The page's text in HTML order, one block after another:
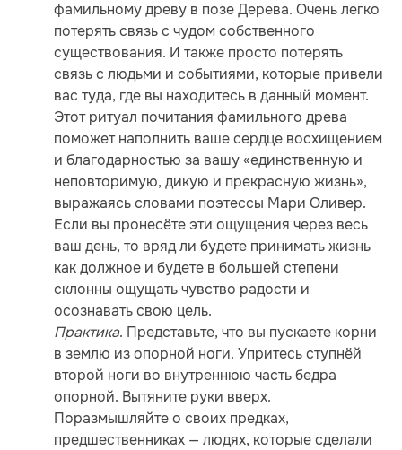
фамильному древу в позе Дерева. Очень легко
потерять связь с чудом собственного
существования. И также просто потерять
связь с людьми и событиями, которые привели
вас туда, где вы находитесь в данный момент.
Этот ритуал почитания фамильного древа
поможет наполнить ваше сердце восхищением
и благодарностью за вашу «единственную и
неповторимую, дикую и прекрасную жизнь»,
выражаясь словами поэтессы Мари Оливер.
Если вы пронесёте эти ощущения через весь
ваш день, то вряд ли будете принимать жизнь
как должное и будете в большей степени
склонны ощущать чувство радости и
осознавать свою цель.
Практика. Представьте, что вы пускаете корни
в землю из опорной ноги. Упритесь ступнёй
второй ноги во внутреннюю часть бедра
опорной. Вытяните руки вверх.
Поразмышляйте о своих предках,
предшественниках — людях, которые сделали